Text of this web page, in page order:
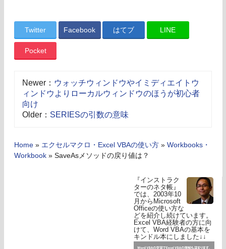
Twitter Facebook はてブ LINE
Pocket
Newer： ウォッチウィンドウやイミディエイトウ
ィンドウよりローカルウィンドウのほうが初心者
向け
Older： SERIESの引数の意味
Home » エクセルマクロ・Excel VBAの使い方 » Workbooks・
Workbook » SaveAsメソッドの戻り値は？
『インストラク
ターのネタ帳』
では、2003年10
月からMicrosoft
Officeの使い方な
どを紹介し続けています。
Excel VBA経験者の方に向
けて、Word VBAの基本を
キンドル本にしました↓↓